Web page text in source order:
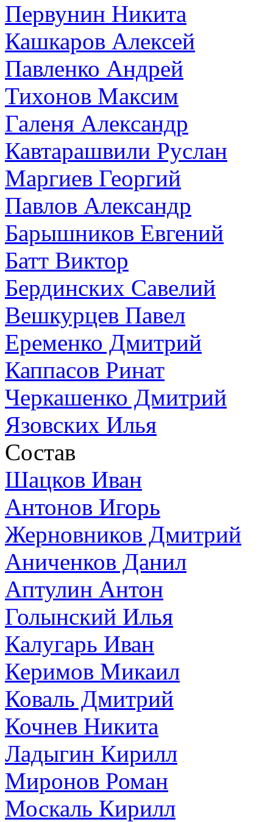
Первунин Никита
Кашкаров Алексей
Павленко Андрей
Тихонов Максим
Галеня Александр
Кавтарашвили Руслан
Маргиев Георгий
Павлов Александр
Барышников Евгений
Батт Виктор
Бердинских Савелий
Вешкурцев Павел
Еременко Дмитрий
Каппасов Ринат
Черкашенко Дмитрий
Язовских Илья
Состав
Шацков Иван
Антонов Игорь
Жерновников Дмитрий
Аниченков Данил
Аптулин Антон
Голынский Илья
Калугарь Иван
Керимов Микаил
Коваль Дмитрий
Кочнев Никита
Ладыгин Кирилл
Миронов Роман
Москаль Кирилл